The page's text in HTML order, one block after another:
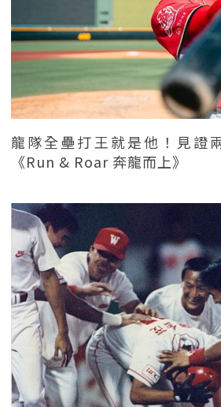
龍隊全壘打王就是他！見證
《Run & Roar 奔龍而上》